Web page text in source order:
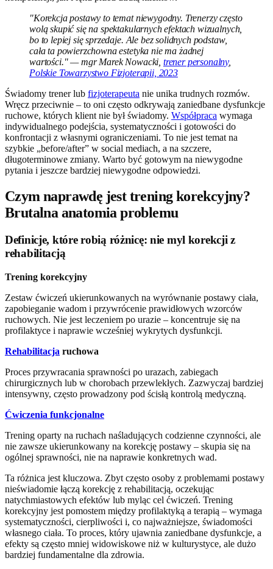
"Korekcja postawy to temat niewygodny. Trenerzy często
wolą skupić się na spektakularnych efektach wizualnych,
bo to lepiej się sprzedaje. Ale bez solidnych podstaw,
cała ta powierzchowna estetyka nie ma żadnej
wartości." — mgr Marek Nowacki, trener personalny,
Polskie Towarzystwo Fizjoterapii, 2023
Świadomy trener lub fizjoterapeuta nie unika trudnych rozmów.
Wręcz przeciwnie – to oni często odkrywają zaniedbane dysfunkcje
ruchowe, których klient nie był świadomy. Współpraca wymaga
indywidualnego podejścia, systematyczności i gotowości do
konfrontacji z własnymi ograniczeniami. To nie jest temat na
szybkie „before/after” w social mediach, a na szczere,
długoterminowe zmiany. Warto być gotowym na niewygodne
pytania i jeszcze bardziej niewygodne odpowiedzi.
Czym naprawdę jest trening korekcyjny?
Brutalna anatomia problemu
Definicje, które robią różnicę: nie myl korekcji z
rehabilitacją
Trening korekcyjny
Zestaw ćwiczeń ukierunkowanych na wyrównanie postawy ciała,
zapobieganie wadom i przywrócenie prawidłowych wzorców
ruchowych. Nie jest leczeniem po urazie – koncentruje się na
profilaktyce i naprawie wcześniej wykrytych dysfunkcji.
Rehabilitacja ruchowa
Proces przywracania sprawności po urazach, zabiegach
chirurgicznych lub w chorobach przewlekłych. Zazwyczaj bardziej
intensywny, często prowadzony pod ścisłą kontrolą medyczną.
Ćwiczenia funkcjonalne
Trening oparty na ruchach naśladujących codzienne czynności, ale
nie zawsze ukierunkowany na korekcję postawy – skupia się na
ogólnej sprawności, nie na naprawie konkretnych wad.
Ta różnica jest kluczowa. Zbyt często osoby z problemami postawy
nieświadomie łączą korekcję z rehabilitacją, oczekując
natychmiastowych efektów lub myląc cel ćwiczeń. Trening
korekcyjny jest pomostem między profilaktyką a terapią – wymaga
systematyczności, cierpliwości i, co najważniejsze, świadomości
własnego ciała. To proces, który ujawnia zaniedbane dysfunkcje, a
efekty są często mniej widowiskowe niż w kulturystyce, ale dużo
bardziej fundamentalne dla zdrowia.